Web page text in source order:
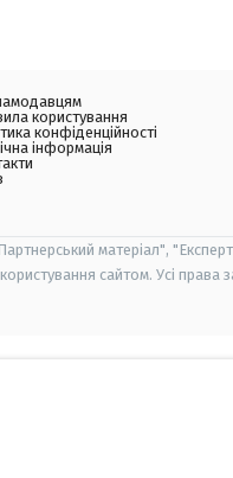
користування
конфіденційності
інформація
матеріал",
сайтом. Усі права